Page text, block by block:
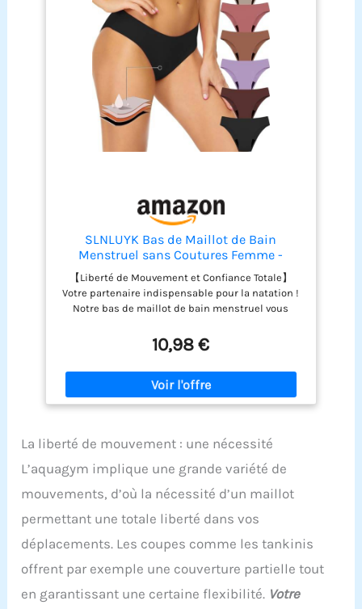
Vous offre la protection la plus intime pendant la
natation, le surf, la navigation et autres sports
nautiques, adapté pour les activités aquatiques,
les parcs aquatiques, les plages et les piscines
des complexes touristiques. 【ADAPTÉ AUX
ADOLESCENTES】 : idéal pour les filles et leurs
premières règles. Le maillot de bain menstruel
pour fille est une solution saine qui permet de
nager sans utiliser de tampons. Un maillot de
bain menstruel pour fille confortable.
SLNLUYK Bas de Maillot de Bain
Menstruel sans Coutures Femme -
Absorbant Anti-Fuite et Anti Odeur-
Culotte de Bain Menstruelle Discret
Confortable Maillot de Bain Menstruel
Flux Abondant
【Liberté de Mouvement et Confiance Totale】
Votre partenaire indispensable pour la natation !
Notre bas de maillot de bain menstruel vous
discrète et efficace pour nager, surfer ou profiter
de la plage en toute sérénité, sans aucune gêne.
【Protection Anti-fuite et Absorption Optimale】
Doté d'une structure multicouche innovante, ce
maillot de bain de règle combine absorption
vos journées aquatiques les plus actives.
【Confort Respirant et Conception Durable】
Fabriqué dans un tissu doux, élastique et à
séchage rapide, notre culotte de bain menstruelle
conception résistante et hygiénique assure un
confort prolongé, idéal pour une utilisation
régulière. 【Polyvalent pour Toutes Vos Activités
Aquatiques】Parfaitement adapté à la natation,
plage ou à la piscine. Ce maillot menstruel femme
10,98 €
La liberté de mouvement : une nécessité
L’aquagym implique une grande variété de
mouvements, d’où la nécessité d’un maillot
permettant une totale liberté dans vos
déplacements. Les coupes comme les tankinis
offrent par exemple une couverture partielle tout
en garantissant une certaine flexibilité. Votre